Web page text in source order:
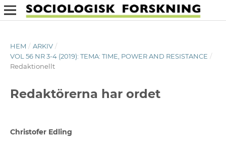
HEM / ARKIV /
VOL 56 NR 3-4 (2019): TEMA: TIME, POWER AND RESISTANCE /
Redaktionellt
Redaktörerna har ordet
Christofer Edling